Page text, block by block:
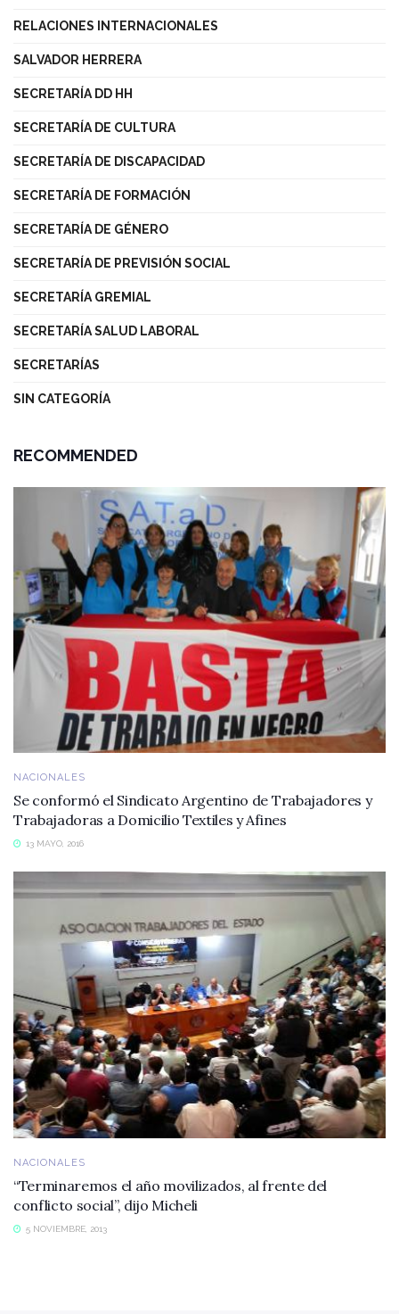
RELACIONES INTERNACIONALES
SALVADOR HERRERA
SECRETARÍA DD HH
SECRETARÍA DE CULTURA
SECRETARÍA DE DISCAPACIDAD
SECRETARÍA DE FORMACIÓN
SECRETARÍA DE GÉNERO
SECRETARÍA DE PREVISIÓN SOCIAL
SECRETARÍA GREMIAL
SECRETARÍA SALUD LABORAL
SECRETARÍAS
SIN CATEGORÍA
RECOMMENDED
NACIONALES
Se conformó el Sindicato Argentino de Trabajadores y
Trabajadoras a Domicilio Textiles y Afines
13 MAYO, 2016
NACIONALES
“Terminaremos el año movilizados, al frente del
conflicto social”, dijo Micheli
5 NOVIEMBRE, 2013